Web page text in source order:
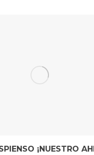
¡NUESTRO